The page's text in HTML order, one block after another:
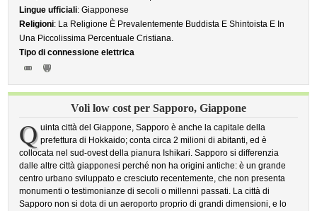
Lingue ufficiali: Giapponese
Religioni: La Religione È Prevalentemente Buddista E Shintoista E In
Una Piccolissima Percentuale Cristiana.
Tipo di connessione elettrica
Voli low cost per Sapporo, Giappone
Q uinta città del Giappone, Sapporo è anche la capitale della
prefettura di Hokkaido; conta circa 2 milioni di abitanti, ed è
collocata nel sud-ovest della pianura Ishikari. Sapporo si differenzia
dalle altre città giapponesi perché non ha origini antiche: è un grande
centro urbano sviluppato e cresciuto recentemente, che non presenta
monumenti o testimonianze di secoli o millenni passati. La città di
Sapporo non si dota di un aeroporto proprio di grandi dimensioni, e lo